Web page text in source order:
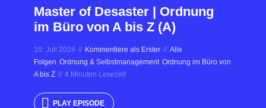
Master of Desaster | Ordnung
im Büro von A bis Z (A)
10. Juli 2024 Kommentiere als Erster
Alle
Folgen Ordnung & Selbstmanagement Ordnung im Büro von
A bis Z
4 Minuten Lesezeit
PLAY EPISODE